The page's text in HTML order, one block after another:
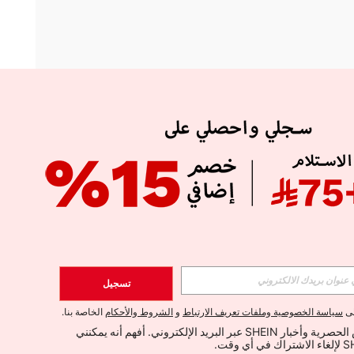
APP
الإشتراك
اشتراك
تسجيل
سياسة الخصوصية وملفات تعريف الارتباط و الشروط والأحكام الخاصة بنا.
أود تلقي العروض الحصرية وأخبار SHEIN عبر البريد الإلكتروني. أفهم أنه يمكنني